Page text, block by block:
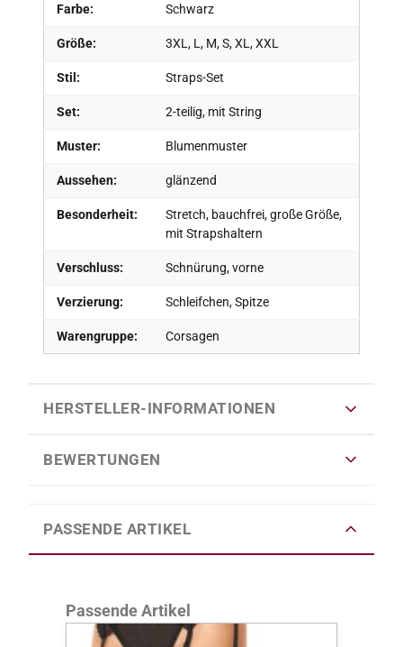
Farbe: Schwarz
Größe: 3XL, L, M, S, XL, XXL
Stil: Straps-Set
Set: 2-teilig, mit String
Muster: Blumenmuster
Aussehen: glänzend
Besonderheit:
Stretch, bauchfrei, große Größe,
mit Strapshaltern
Verschluss: Schnürung, vorne
Verzierung: Schleifchen, Spitze
Warengruppe: Corsagen
HERSTELLER-INFORMATIONEN
BEWERTUNGEN
PASSENDE ARTIKEL
Produktgalerie überspringen
Passende Artikel